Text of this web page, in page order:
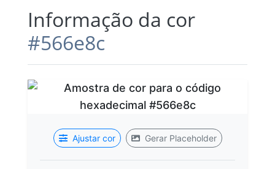
Informação da cor
#566e8c
Ajustar cor Gerar Placeholder